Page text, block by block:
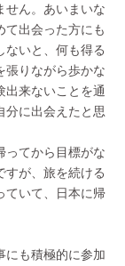
せん。あいまいな
て出会った方にも
ないと、何も得る
張りながら歩かな
出来ないことを通
分に出会えたと思
てから目標がな
すが、旅を続ける
ていて、日本に帰
も積極的に参加